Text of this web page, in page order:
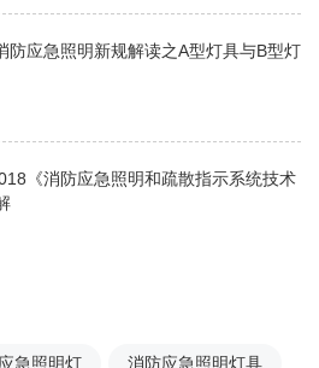
防应急照明新规解读之A型灯具与B型灯
《消防应急照明和疏散指示系统技术
急照明灯 消防应急照明灯具